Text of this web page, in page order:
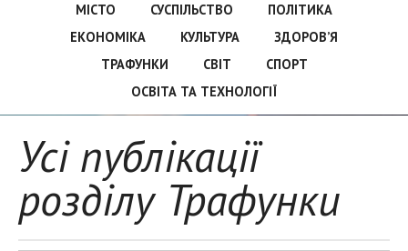
МІСТО СУСПІЛЬСТВО
ПОЛІТИКА
ЕКОНОМІКА
КУЛЬТУРА
ЗДОРОВ’Я
ТРАФУНКИ
СВІТ
СПОРТ
ОСВІТА ТА ТЕХНОЛОГІЇ
Усі публікації
розділу Трафунки